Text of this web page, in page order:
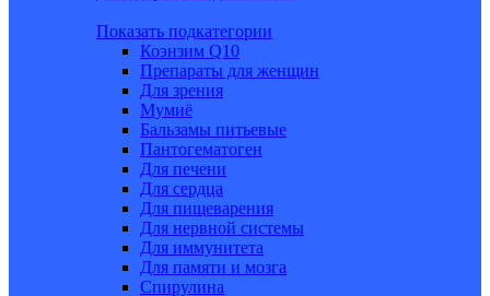
Показать подкатегории
Коэнзим Q10
Препараты для женщин
Для зрения
Мумиё
Бальзамы питьевые
Пантогематоген
Для печени
Для сердца
Для пищеварения
Для нервной системы
Для иммунитета
Для памяти и мозга
Спирулина